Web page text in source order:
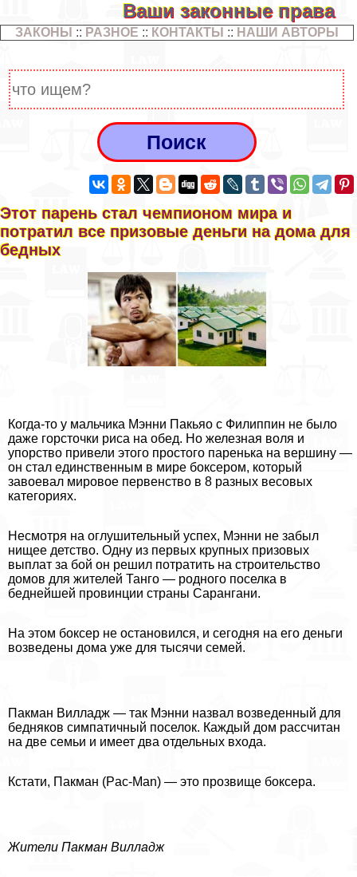
Ваши законные права
ЗАКОНЫ :: РАЗНОЕ :: КОНТАКТЫ :: НАШИ АВТОРЫ
Этот парень стал чемпионом мира и
потратил все призовые деньги на дома для
бедных
Когда-то у мальчика Мэнни Пакьяо с Филиппин не было
даже горсточки риса на обед. Но железная воля и
упорство привели этого простого паренька на вершину —
он стал единственным в мире боксером, который
завоевал мировое первенство в 8 разных весовых
категориях.
Несмотря на оглушительный успех, Мэнни не забыл
нищее детство. Одну из первых крупных призовых
выплат за бой он решил потратить на строительство
домов для жителей Танго — родного поселка в
беднейшей провинции страны Сарангани.
На этом боксер не остановился, и сегодня на его деньги
возведены дома уже для тысячи семей.
Пакман Вилладж — так Мэнни назвал возведенный для
бедняков симпатичный поселок. Каждый дом рассчитан
на две семьи и имеет два отдельных входа.
Кстати, Пакман (Pac-Man) — это прозвище боксера.
Жители Пакман Вилладж